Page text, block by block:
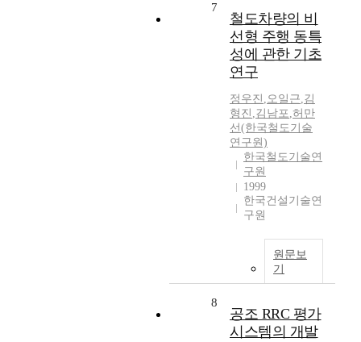
7
철도차량의 비
선형 주행 동특
성에 관한 기초
연구
정우진 ,오일근,김
형진 ,김남포,허만
선(한국철도기술
연구원)
한국철도기술연
구원
1999
한국건설기술연
구원
원문보
기
8
공조 RRC 평가
시스템의 개발